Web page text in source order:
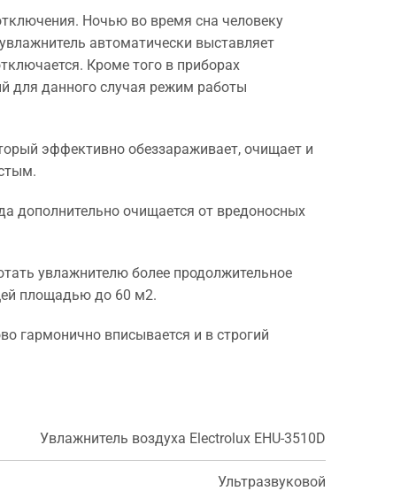
Ночью во время сна человеку
автоматически выставляет
Кроме того в приборах
для данного случая режим работы
эффективно обеззараживает, очищает и
дополнительно очищается от вредоносных
увлажнителю более продолжительное
площадью до 60 м2.
гармонично вписывается и в строгий
Увлажнитель воздуха Electrolux EHU-3510D
Ультразвуковой